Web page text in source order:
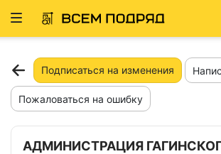
Развернуть
Подписаться на изменения
Пожаловаться на ошибку
АДМИНИСТРАЦИЯ